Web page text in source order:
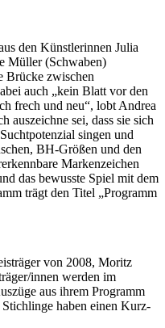
den Künstlerinnen Julia
Müller (Schwaben)
Brücke zwischen
auch „kein Blatt vor den
frech und neu“, lobt Andrea
auszeichne sei, dass sie sich
singen und
BH-Größen und den
Markenzeichen
das bewusste Spiel mit dem
trägt den Titel „Programm
von 2008, Moritz
innen werden im
aus ihrem Programm
haben einen Kurz-